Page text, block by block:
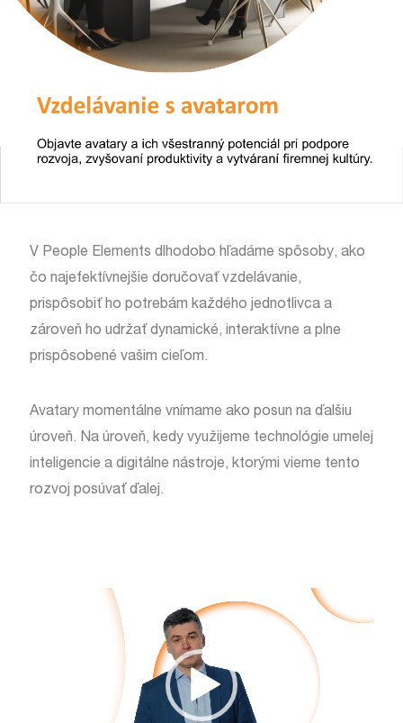
V People Elements dlhodobo hľadáme spôsoby, ako
čo najefektívnejšie doručovať vzdelávanie,
prispôsobiť ho potrebám každého jednotlivca a
zároveň ho udržať dynamické, interaktívne a plne
prispôsobené vašim cieľom.
Avatary momentálne vnímame ako posun na ďalšiu
úroveň. Na úroveň, kedy využijeme technológie umelej
inteligencie a digitálne nástroje, ktorými vieme tento
rozvoj posúvať ďalej.